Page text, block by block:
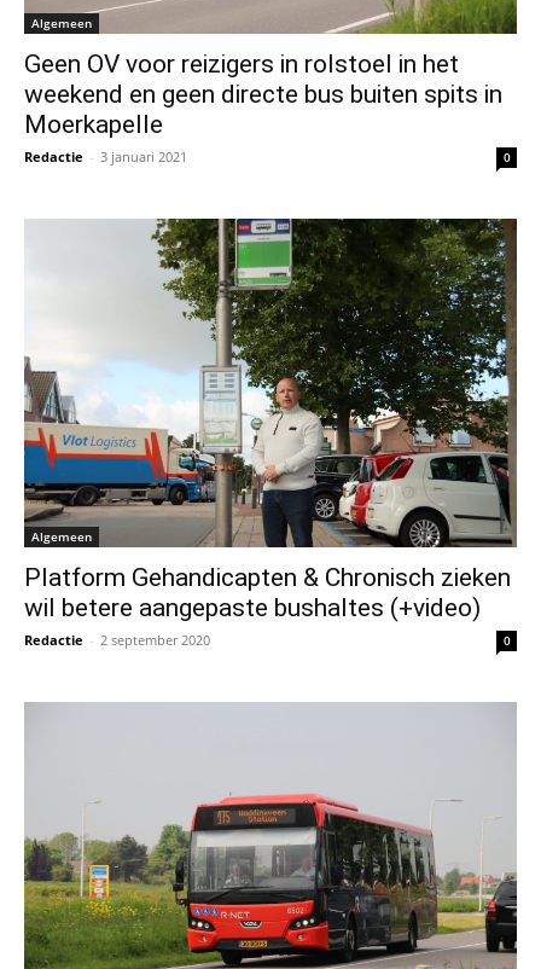
Algemeen
Geen OV voor reizigers in rolstoel in het
weekend en geen directe bus buiten spits in
Moerkapelle
Redactie - 3 januari 2021 0
Algemeen
Platform Gehandicapten & Chronisch zieken
wil betere aangepaste bushaltes (+video)
Redactie - 2 september 2020 0